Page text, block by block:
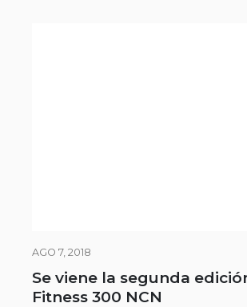
AGO 7, 2018
Se viene la segunda
Fitness 300 NCN